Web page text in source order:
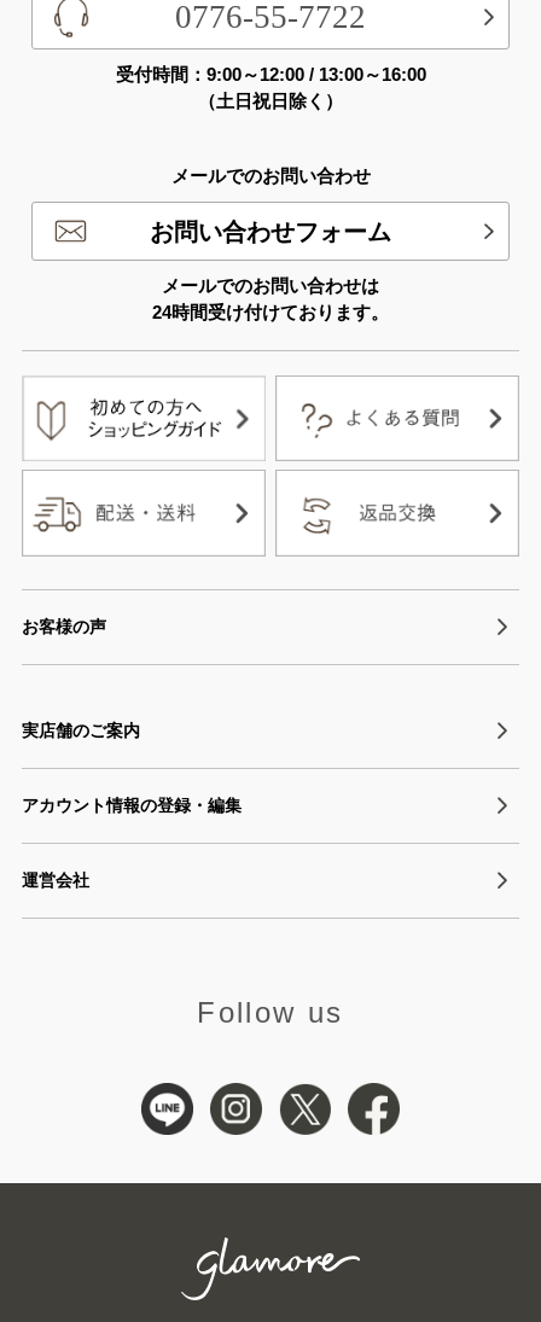
0776-55-7722
受付時間：9:00～12:00 / 13:00～16:00
（土日祝日除く）
メールでのお問い合わせ
お問い合わせフォーム
メールでのお問い合わせは
24時間受け付けております。
お客様の声
実店舗のご案内
アカウント情報の登録・編集
運営会社
Follow us